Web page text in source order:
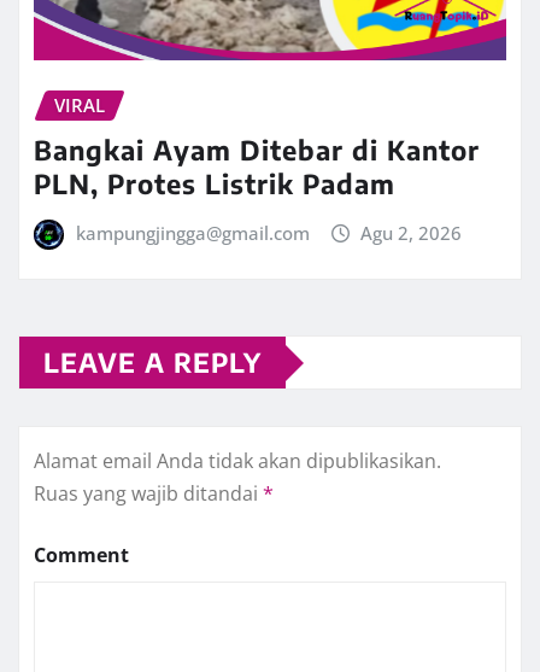
VIRAL
Bangkai Ayam Ditebar di Kantor
PLN, Protes Listrik Padam
kampungjingga@gmail.com Agu 2, 2026
LEAVE A REPLY
Alamat email Anda tidak akan dipublikasikan.
Ruas yang wajib ditandai *
Comment